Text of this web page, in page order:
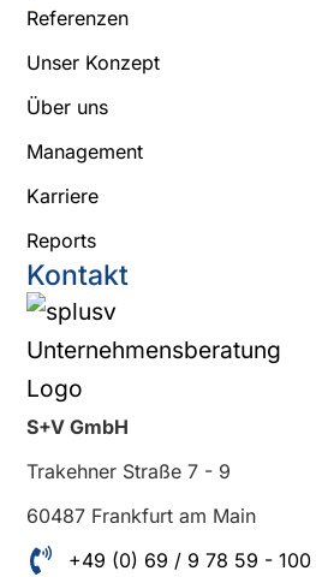
Referenzen
Unser Konzept
Über uns
Management
Karriere
Reports
Kontakt
S+V GmbH
Trakehner Straße 7 - 9
60487 Frankfurt am Main
+49 (0) 69 / 9 78 59 - 100